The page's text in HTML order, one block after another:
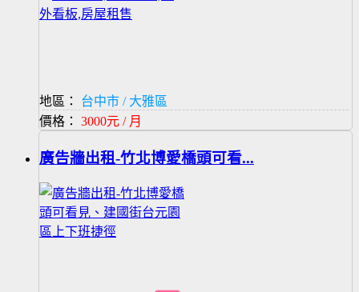
地區：
台中市 / 大雅區
價格： 3000元 / 月
廣告牆出租-竹北博愛橋頭可看...